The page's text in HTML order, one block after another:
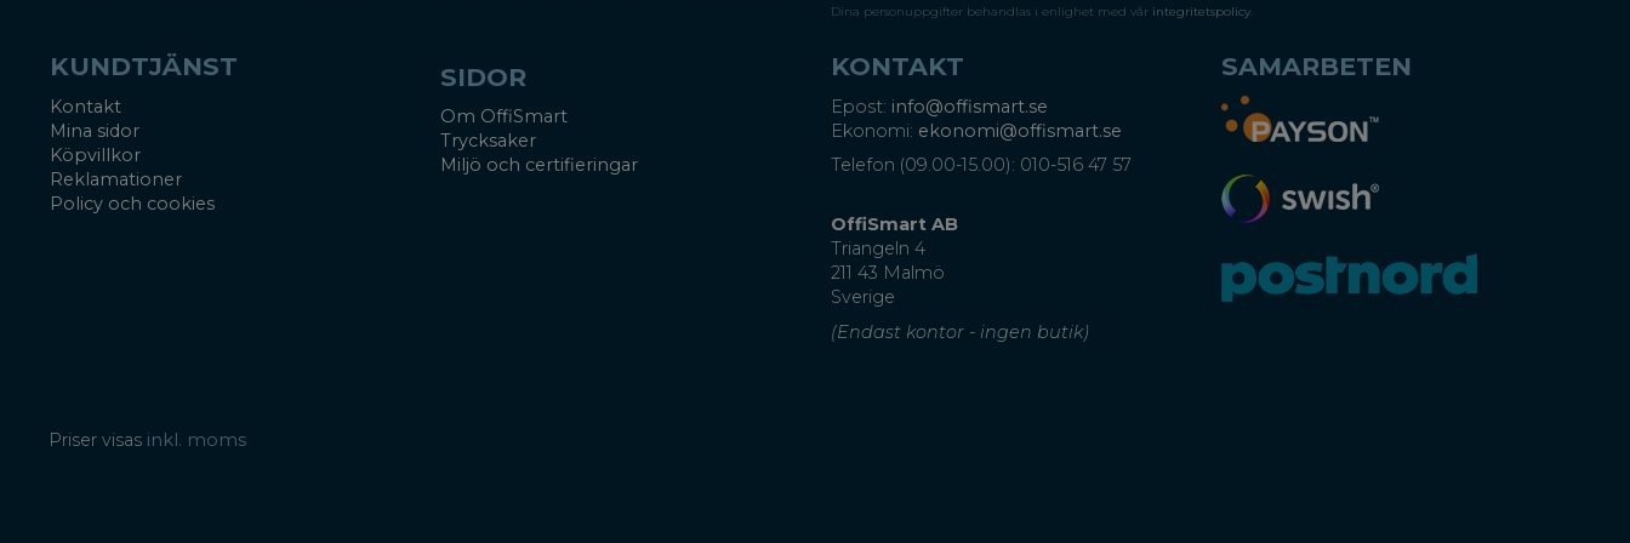
Dina personuppgifter behandlas i enlighet med vår integritetspolicy.
KUNDTJÄNST
Kontakt
Mina sidor
Köpvillkor
Reklamationer
Policy och cookies
SIDOR
Om OffiSmart
Trycksaker
Miljö och certifieringar
KONTAKT
Epost: info@offismart.se
Ekonomi: ekonomi@offismart.se
Telefon (09.00-15.00): 010-516 47 57
OffiSmart AB
Triangeln 4
211 43 Malmö
Sverige
(Endast kontor - ingen butik)
SAMARBETEN
Priser visas inkl. moms